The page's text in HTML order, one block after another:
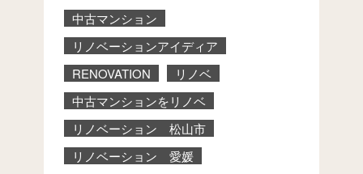
中古マンション
リノベーションアイディア
RENOVATION
リノベ
中古マンションをリノベ
リノベーション 松山市
リノベーション 愛媛